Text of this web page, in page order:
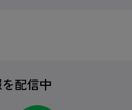
配信中